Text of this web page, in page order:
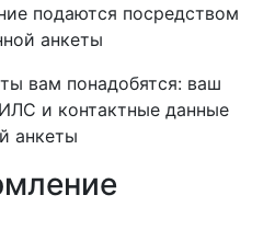
подаются посредством
анкеты
вам понадобятся: ваш
и контактные данные
анкеты